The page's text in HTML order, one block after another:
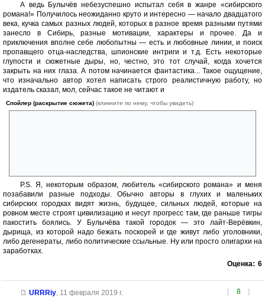
А ведь Булычёв небезуспешно испытал себя в жанре «сибирского
романа!» Получилось неожиданно круто и интересно — начало двадцатого
века, кучка самых разных людей, которых в разное время разными путями
занесло в Сибирь, разные мотивации, характеры и прочее. Да и
приключения вполне себе любопытны — есть и любовные линии, и поиск
пропавщего отца-наследства, шпионские интриги и т.д. Есть некоторые
глупости и сюжетные дыры, но, честно, это тот случай, когда хочется
закрыть на них глаза. А потом начинается фантастика... Такое ощущение,
что изначально автор хотел написать строго реалистичную работу, но
издатель сказал, мол, сейчас такое не читают и
Спойлер (раскрытие сюжета) (кликните по нему, чтобы увидеть)
P.S. Я, некоторым образом, любитель «сибирского романа» и меня
позабавили разные подходы. Обычно авторы в глухих и маленьких
сибирских городках видят жизнь, будущее, сильных людей, которые на
ровном месте строят цивилизацию и несут прогресс там, где раньше тигры
пакостить боялись. У Булычёва такой городок — это лайт-Верёвкин,
дырища, из которой надо бежать поскорей и где живут либо уголовники,
либо дегенераты, либо политические ссыльные. Ну или просто олигархи на
заработках.
Оценка: 6
[ 8 ]
URRRiy, 11 февраля 2019 г.